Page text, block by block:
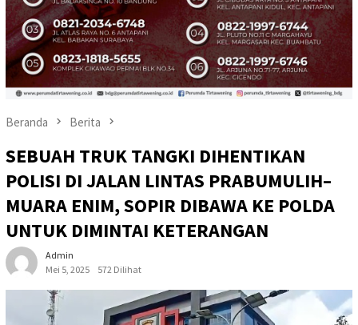
Beranda Berita
SEBUAH TRUK TANGKI DIHENTIKAN
POLISI DI JALAN LINTAS PRABUMULIH–
MUARA ENIM, SOPIR DIBAWA KE POLDA
UNTUK DIMINTAI KETERANGAN
Admin
Mei 5, 2025
572 Dilihat